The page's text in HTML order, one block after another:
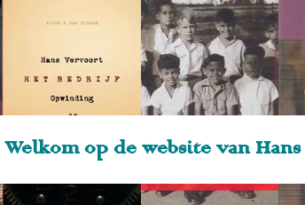
Welkom op de website van